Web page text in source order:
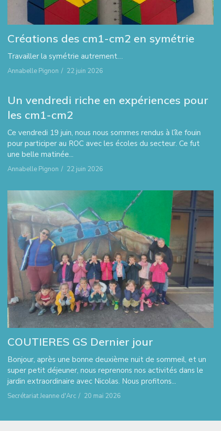
Créations des cm1-cm2 en symétrie
Travailler la symétrie autrement…
Annabelle Pignon / 22 juin 2026
Un vendredi riche en expériences pour
les cm1-cm2
Ce vendredi 19 juin, nous nous sommes rendus à l’île fouin
pour participer au ROC avec les écoles du secteur. Ce fut
une belle matinée...
Annabelle Pignon / 22 juin 2026
COUTIERES GS Dernier jour
Bonjour, après une bonne deuxième nuit de sommeil, et un
super petit déjeuner, nous reprenons nos activités dans le
jardin extraordinaire avec Nicolas. Nous profitons...
Secrétariat Jeanne d'Arc / 20 mai 2026